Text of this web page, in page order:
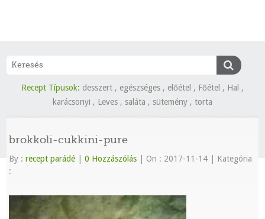
Recept Típusok: desszert , egészséges , előétel , Főétel , Hal ,
karácsonyi , Leves , saláta , sütemény , torta
brokkoli-cukkini-pure
By :recept parádé 0 Hozzászólás On : 2017-11-14
Kategória
: